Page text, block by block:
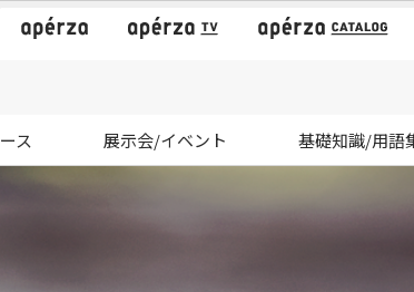
ス 展示会/イベント 基礎知識/用語